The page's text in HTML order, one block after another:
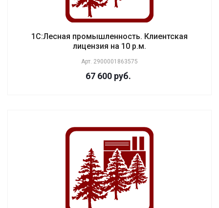
1С:Лесная промышленность. Клиентская
лицензия на 10 р.м.
Арт. 2900001863575
67 600 руб.